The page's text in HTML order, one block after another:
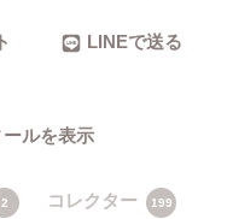
LINEで送る
ルを表示
2 コレクター 199